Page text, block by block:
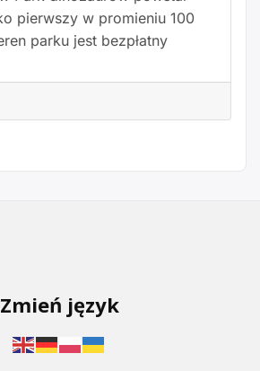
pierwszy w promieniu 100
parku jest bezpłatny
Zmień język